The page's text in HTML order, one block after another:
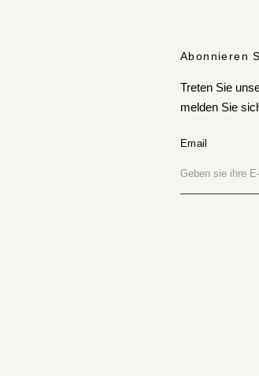
Abonnieren
Treten Sie
melden Sie
Email